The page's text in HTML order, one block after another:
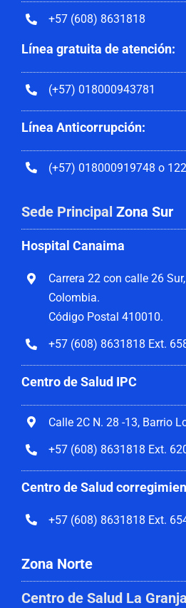
+57 (608) 8631818
Línea gratuita de atención:
(+57) 018000943781
Línea Anticorrupción:
(+57) 018000919748 o 122
Sede Principal Zona Sur
Hospital Canaima
Carrera 22 con calle 26
Colombia.
Código Postal 410010.
+57 (608) 8631818 Ext.
Centro de Salud IPC
Calle 2C N. 28 -13, Barrio
+57 (608) 8631818 Ext.
Centro de Salud
+57 (608) 8631818 Ext.
Zona Norte
Centro de Salud La